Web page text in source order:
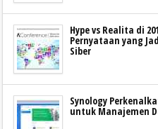
Hype vs Realita di
Pernyataan yang
Siber
Synology
untuk Manajemen